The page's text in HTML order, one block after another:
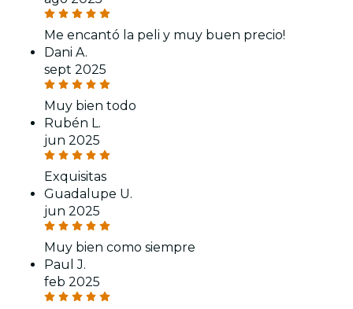
Me encantó la peli y muy buen precio!
Dani A.
sept 2025
Muy bien todo
Rubén L.
jun 2025
Exquisitas
Guadalupe U.
jun 2025
Muy bien como siempre
Paul J.
feb 2025